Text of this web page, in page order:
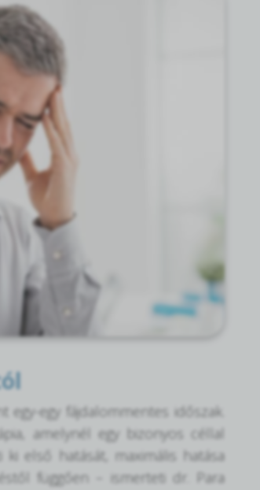
egy fájdalommentes időszak.
amelynél egy bizonyos céllal
első hatását, maximális hatása
függően – ismerteti dr. Para